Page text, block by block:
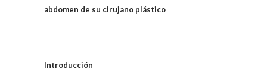
abdomen de su cirujano plástico
Introducción